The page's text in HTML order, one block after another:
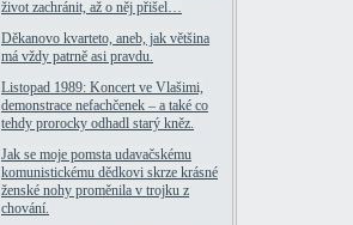
život zachránit, až o něj přišel…
Děkanovo kvarteto, aneb, jak většina
má vždy patrně asi pravdu.
Listopad 1989: Koncert ve Vlašimi,
demonstrace nefachčenek – a také co
tehdy prorocky odhadl starý kněz.
Jak se moje pomsta udavačskému
komunistickému dědkovi skrze krásné
ženské nohy proměnila v trojku z
chování.